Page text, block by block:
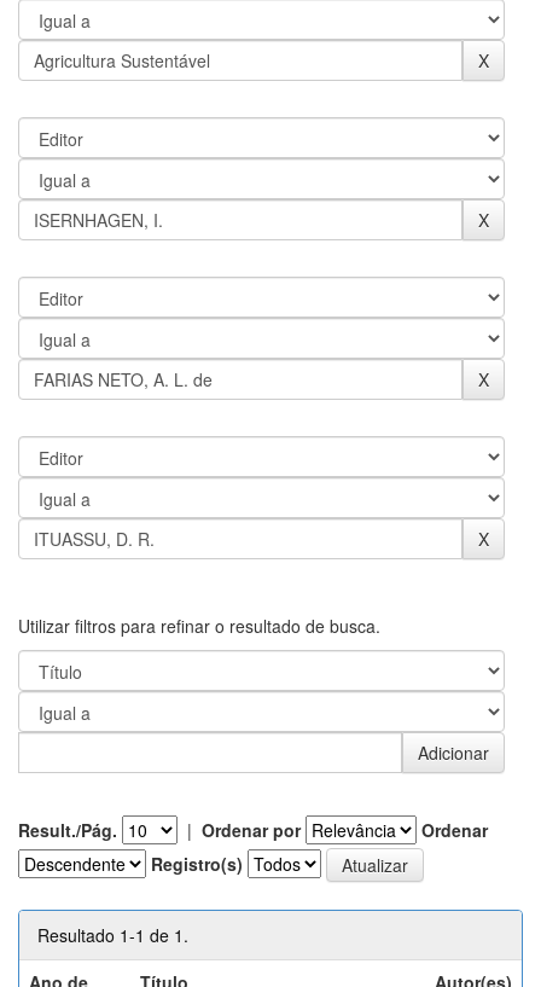
Utilizar filtros para refinar o resultado de busca.
Result./Pág. | Ordenar por
Ordenar
Registro(s)
Resultado 1-1 de 1.
Ano de
Título Autor(es)